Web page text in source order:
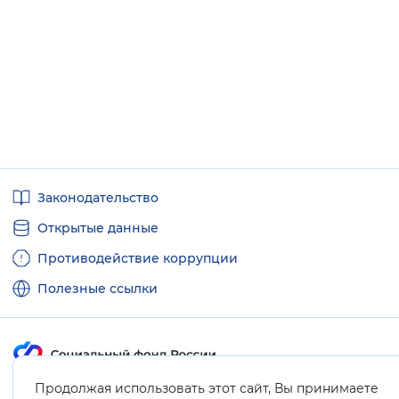
Продолжая использовать этот сайт, Вы принимаете
ссылкиЗаконодательство
Открытые данные
Противодействие коррупции
Полезные ссылки
Карта сайта